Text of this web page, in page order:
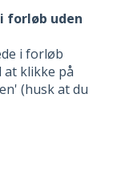
forløb uden
i forløb
at klikke på
(husk at du